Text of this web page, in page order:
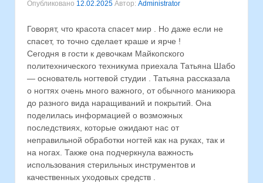
Опубликовано 12.02.2025 Автор: Administrator
Говорят, что красота спасет мир . Но даже если не
спасет, то точно сделает краше и ярче !
Сегодня в гости к девочкам Майкопского
политехнического техникума приехала Татьяна Шабо
— основатель ногтевой студии . Татьяна рассказала
о ногтях очень много важного, от обычного маникюра
до разного вида наращиваний и покрытий. Она
поделилась информацией о возможных
последствиях, которые ожидают нас от
неправильной обработки ногтей как на руках, так и
на ногах. Также она подчеркнула важность
использования стерильных инструментов и
качественных уходовых средств .